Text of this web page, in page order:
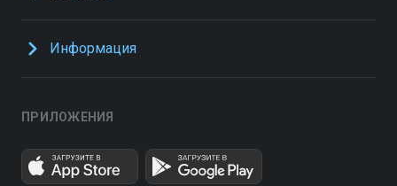
Информация
ПРИЛОЖЕНИЯ